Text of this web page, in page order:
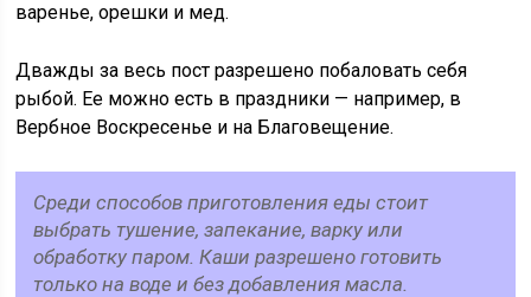
варенье, орешки и мед.
Дважды за весь пост разрешено побаловать себя
рыбой. Ее можно есть в праздники — например, в
Вербное Воскресенье и на Благовещение.
Среди способов приготовления еды стоит
выбрать тушение, запекание, варку или
обработку паром. Каши разрешено готовить
только на воде и без добавления масла.